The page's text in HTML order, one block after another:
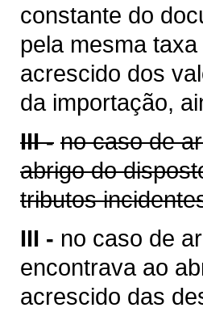
constante do
pela mesma
acrescido dos
da importação,
III - no caso de
abrigo do
tributos
III - no caso de
encontrava ao
acrescido das